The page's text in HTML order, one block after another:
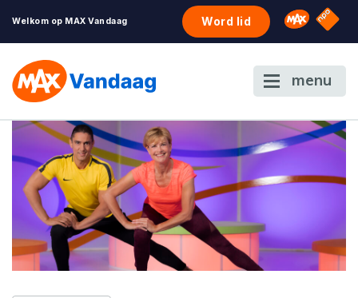
Welkom op MAX Vandaag Word lid Omroep
NPO
menu